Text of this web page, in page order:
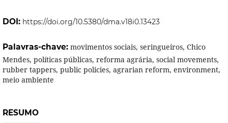
DOI: https://doi.org/10.5380/dma.v18i0.13423
Palavras-chave: movimentos sociais, seringueiros, Chico
Mendes, políticas públicas, reforma agrária, social movements,
rubber tappers, public policies, agrarian reform, environment,
meio ambiente
RESUMO